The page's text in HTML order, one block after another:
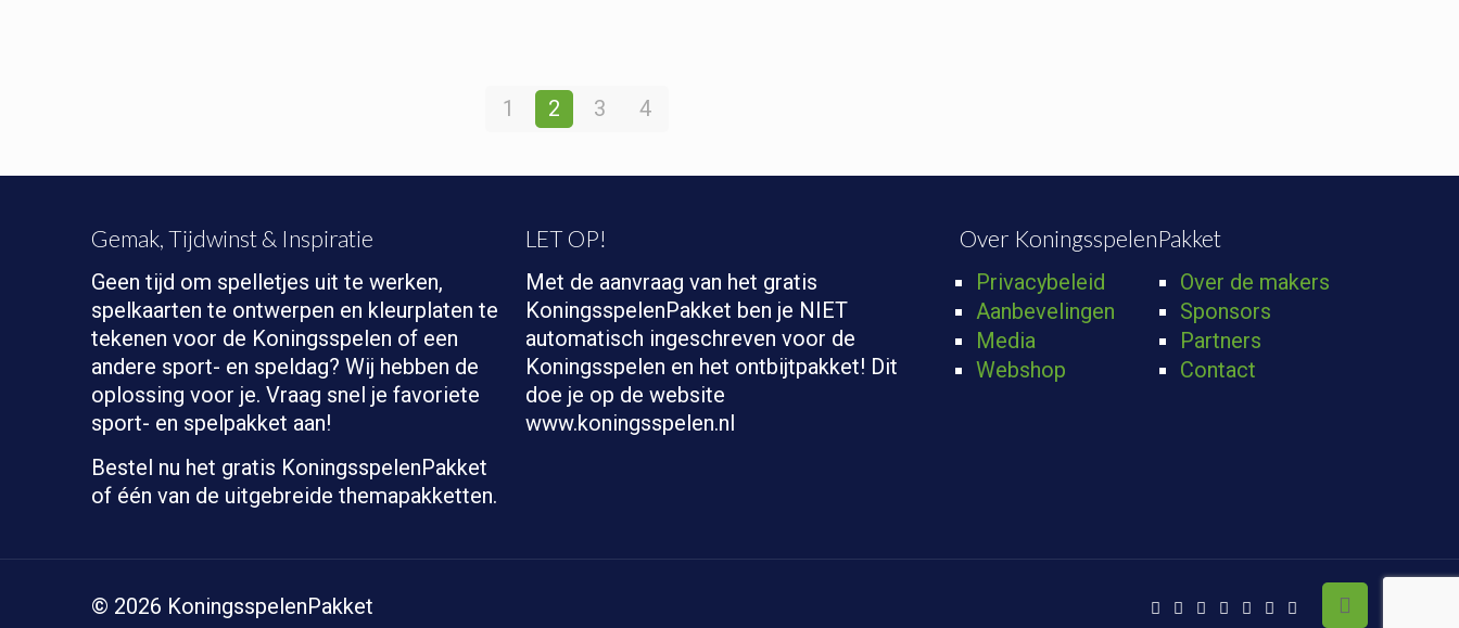
1 2 3 4
Gemak, Tijdwinst & Inspiratie
Geen tijd om spelletjes uit te werken,
spelkaarten te ontwerpen en kleurplaten te
tekenen voor de Koningsspelen of een
andere sport- en speldag? Wij hebben de
oplossing voor je. Vraag snel je favoriete
sport- en spelpakket aan!
Bestel nu het gratis KoningsspelenPakket
of één van de uitgebreide themapakketten.
LET OP!
Met de aanvraag van het gratis
KoningsspelenPakket ben je NIET
automatisch ingeschreven voor de
Koningsspelen en het ontbijtpakket! Dit
doe je op de website
www.koningsspelen.nl
Over KoningsspelenPakket
Privacybeleid
Aanbevelingen
Media
Webshop
Over de makers
Sponsors
Partners
Contact
© 2026 KoningsspelenPakket